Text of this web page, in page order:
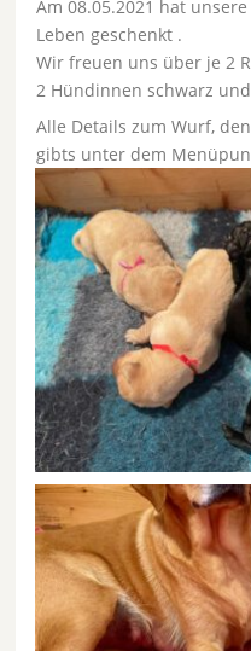
Am 08.05.2021 hat
Leben geschenkt .
Wir freuen uns über je 2
2 Hündinnen schwarz
Alle Details zum Wurf,
gibts unter dem